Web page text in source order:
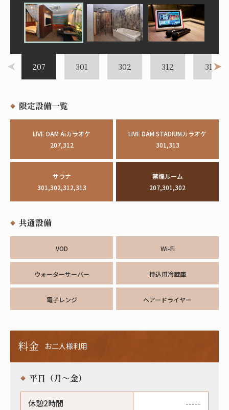
207 301 302 312 313
限定設備一覧
LIVE DAM Aiカラオケ
207,312
LIVE DAM STADIUMカラオケ
301,313
サウナ
301,302,312,313
禁煙ルーム
207,301,302
共通設備
VOD Wi-Fi
ウォーターサーバー 持込用冷蔵庫
電子レンジ ヘアードライヤー
料金 お二人様利用
平日（月〜金）
休憩2時間 -----